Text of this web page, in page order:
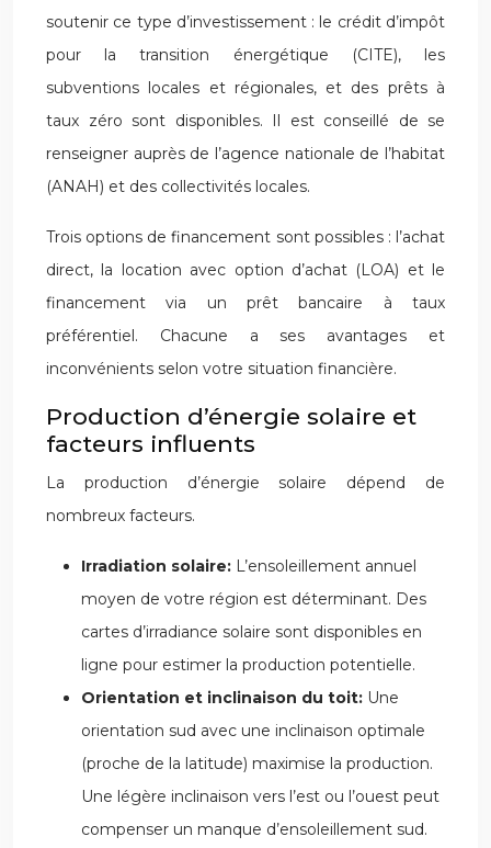
soutenir ce type d’investissement : le crédit d’impôt
pour la transition énergétique (CITE), les
subventions locales et régionales, et des prêts à
taux zéro sont disponibles. Il est conseillé de se
renseigner auprès de l’agence nationale de l’habitat
(ANAH) et des collectivités locales.
Trois options de financement sont possibles : l’achat
direct, la location avec option d’achat (LOA) et le
financement via un prêt bancaire à taux
préférentiel. Chacune a ses avantages et
inconvénients selon votre situation financière.
Production d’énergie solaire et
facteurs influents
La production d’énergie solaire dépend de
nombreux facteurs.
Irradiation solaire: L’ensoleillement annuel
moyen de votre région est déterminant. Des
cartes d’irradiance solaire sont disponibles en
ligne pour estimer la production potentielle.
Orientation et inclinaison du toit: Une
orientation sud avec une inclinaison optimale
(proche de la latitude) maximise la production.
Une légère inclinaison vers l’est ou l’ouest peut
compenser un manque d’ensoleillement sud.